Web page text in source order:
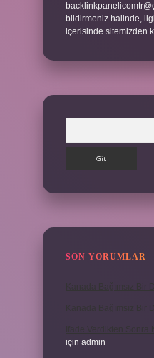
bildirmeniz halinde,
içerisinde sitemizden
SON YORUMLAR
için admin